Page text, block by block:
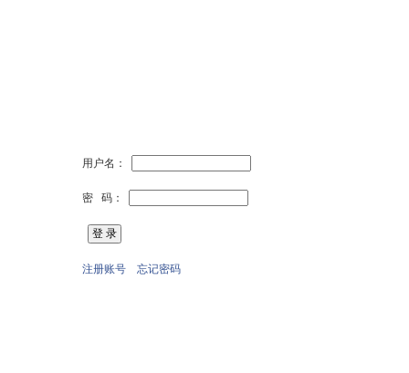
用户名：
密 码：
注册账号 忘记密码